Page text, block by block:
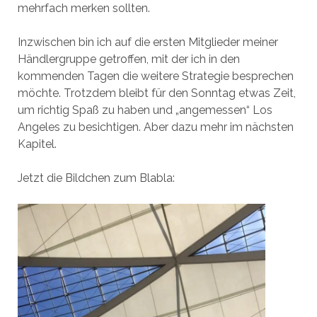
mehrfach merken sollten.
Inzwischen bin ich auf die ersten Mitglieder meiner
Händlergruppe getroffen, mit der ich in den
kommenden Tagen die weitere Strategie besprechen
möchte. Trotzdem bleibt für den Sonntag etwas Zeit,
um richtig Spaß zu haben und „angemessen“ Los
Angeles zu besichtigen. Aber dazu mehr im nächsten
Kapitel.
Jetzt die Bildchen zum Blabla: